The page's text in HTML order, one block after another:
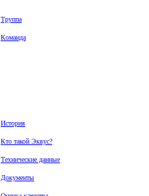
Труппа
Команда
История
Кто такой Эквус?
Технические данные
Документы